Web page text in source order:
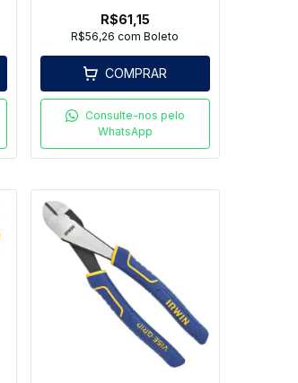
R$61,15
R$56,26com Boleto
COMPRAR
Consulte-nos pelo
WhatsApp